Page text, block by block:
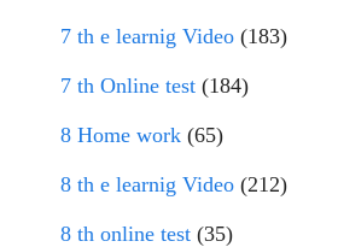
7 th e learnig Video (183)
7 th Online test (184)
8 Home work (65)
8 th e learnig Video (212)
8 th online test (35)